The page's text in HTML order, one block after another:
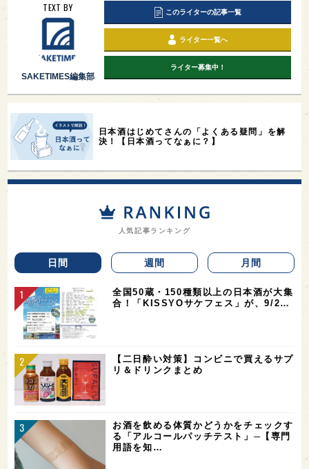
TEXT BY
SAKETIMES編集部
このライターの記事一覧
ライター一覧へ
ライター募集中！
日本酒はじめてさんの「よくある疑問」を解
決！【日本酒ってなぁに？】
人気記事ランキング
日間 週間 月間
全国50蔵・150種類以上の日本酒が大集
合！「KISSYOサケフェス」が、9/2…
【二日酔い対策】コンビニで買えるサプ
リ＆ドリンクまとめ
お酒を飲める体質かどうかをチェックす
る「アルコールパッチテスト」─【専門
用語を知…